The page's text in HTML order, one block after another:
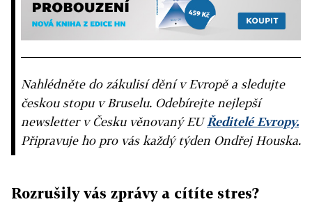
Nahlédněte do zákulisí dění v Evropě a sledujte
českou stopu v Bruselu. Odebírejte nejlepší
newsletter v Česku věnovaný EUŘeditelé Evropy.
Připravuje ho pro vás každý týden Ondřej Houska.
Rozrušily vás zprávy a cítíte stres?